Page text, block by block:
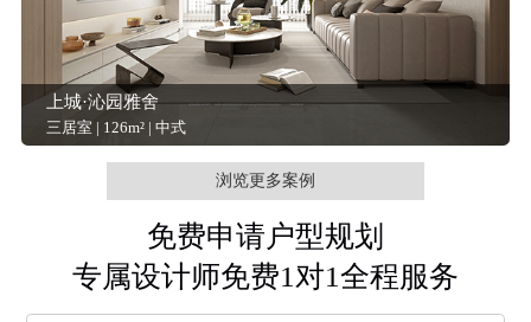
上城·沁园雅舍
三居室 | 126m² | 中式
浏览更多案例
免费申请户型规划
专属设计师免费1对1全程服务